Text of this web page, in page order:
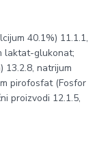
40.1%) 11.1.1,
laktat-glukonat;
13.2.8, natrijum
pirofosfat (Fosfor
proizvodi 12.1.5,